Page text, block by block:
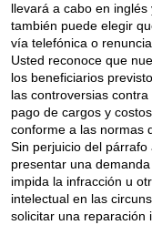
llevará a cabo en
también puede elegir
vía telefónica o
Usted reconoce que
los beneficiarios
las controversias
pago de cargos y
conforme a las normas
Sin perjuicio del
presentar una
impida la infracción u
intelectual en las
solicitar una reparación